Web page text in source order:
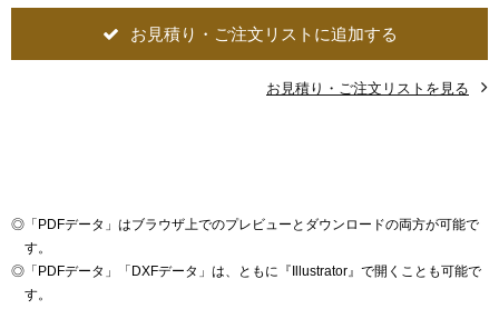
お見積り・ご注文リストに追加する
お見積り・ご注文リストを見る
◎ 「PDFデータ」はブラウザ上でのプレビューとダウンロードの両方が可能で
す。
◎ 「PDFデータ」「DXFデータ」は、ともに『Illustrator』で開くことも可能で
す。